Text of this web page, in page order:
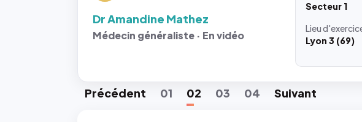
Dr Amandine Mathez
Médecin généraliste · En vidéo
Secteur 1
Lieu
Lyon 3 (69)
Précédent 01 02 03 04 Suivant